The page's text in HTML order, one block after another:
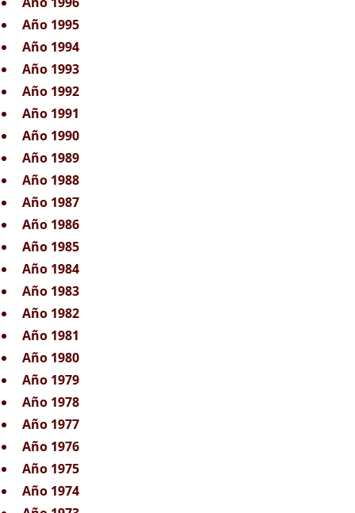
Año 1995
Año 1994
Año 1993
Año 1992
Año 1991
Año 1990
Año 1989
Año 1988
Año 1987
Año 1986
Año 1985
Año 1984
Año 1983
Año 1982
Año 1981
Año 1980
Año 1979
Año 1978
Año 1977
Año 1976
Año 1975
Año 1974